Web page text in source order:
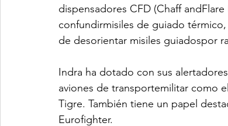
dispensadores CFD (Chaff
confundirmisiles de guiado
de desorientar misiles guiadospor
Indra ha dotado con sus
aviones de transportemilitar como
Tigre. También tiene un papel
Eurofighter.